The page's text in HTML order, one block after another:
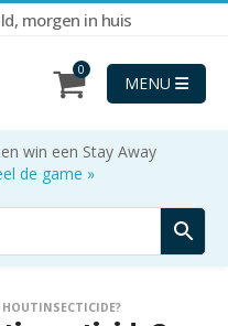
morgen in huis
0
MENU
win een Stay Away
de game »
HOUTINSECTICIDE?